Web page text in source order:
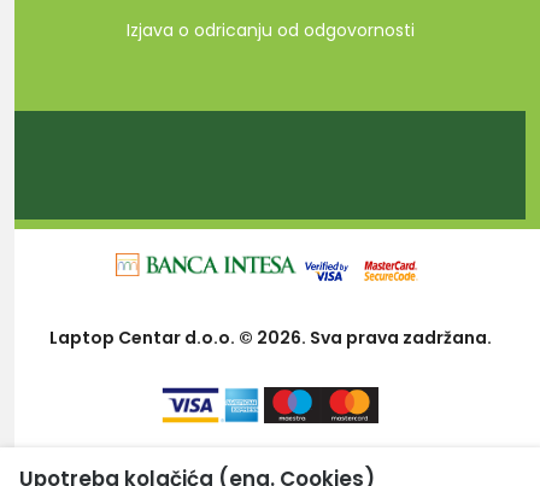
Izjava o odricanju od odgovornosti
Laptop Centar d.o.o. © 2026. Sva prava zadržana.
Upotreba kolačića (eng. Cookies)